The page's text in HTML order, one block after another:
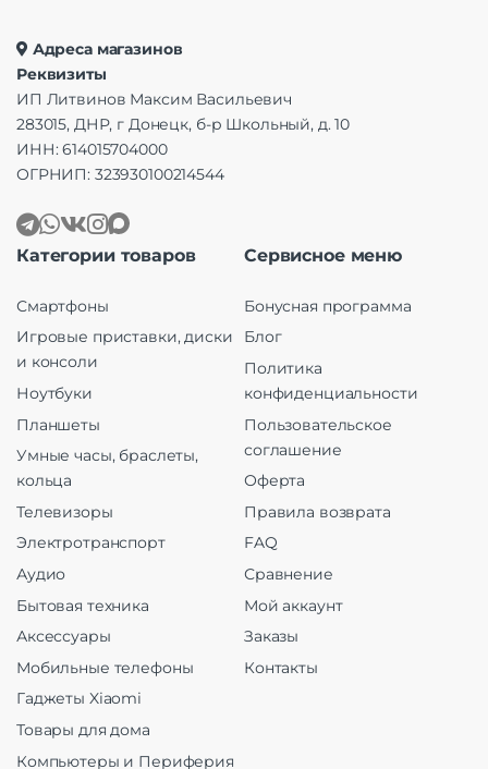
Адреса магазинов
Реквизиты
ИП Литвинов Максим Васильевич
283015, ДНР, г Донецк, б-р Школьный, д. 10
ИНН: 614015704000
ОГРНИП: 323930100214544
Категории товаров
Смартфоны
Игровые приставки, диски
и консоли
Ноутбуки
Планшеты
Умные часы, браслеты,
кольца
Телевизоры
Электротранспорт
Аудио
Бытовая техника
Аксессуары
Мобильные телефоны
Гаджеты Xiaomi
Товары для дома
Компьютеры и Периферия
Сервисное меню
Бонусная программа
Блог
Политика
конфиденциальности
Пользовательское
соглашение
Оферта
Правила возврата
FAQ
Сравнение
Мой аккаунт
Заказы
Контакты